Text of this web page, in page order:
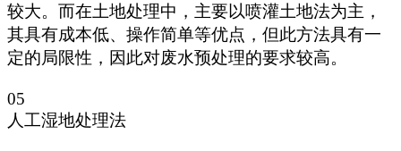
较大。而在土地处理中，主要以喷灌土地法为主，
其具有成本低、操作简单等优点，但此方法具有一
定的局限性，因此对废水预处理的要求较高。
05
人工湿地处理法